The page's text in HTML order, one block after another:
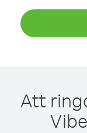
Att